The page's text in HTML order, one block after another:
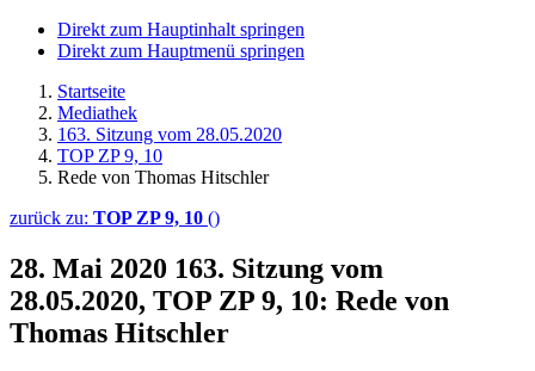
Direkt zum Hauptinhalt springen
Direkt zum Hauptmenü springen
Startseite
Mediathek
163. Sitzung vom 28.05.2020
TOP ZP 9, 10
Rede von Thomas Hitschler
zurück zu: TOP ZP 9, 10 ()
28. Mai 2020 163. Sitzung vom
28.05.2020, TOP ZP 9, 10: Rede von
Thomas Hitschler